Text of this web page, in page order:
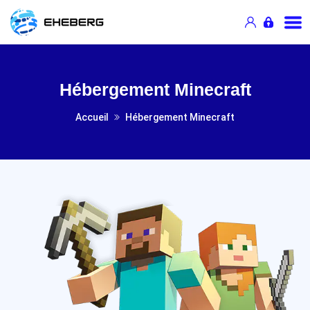
Hébergement Minecraft
Accueil Hébergement Minecraft